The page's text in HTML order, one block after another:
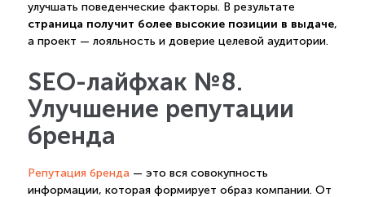
улучшать поведенческие факторы. В результате
страница получит более высокие позиции в выдаче,
а проект — лояльность и доверие целевой аудитории.
SEO-лайфхак №8.
Улучшение репутации
бренда
Репутация бренда — это вся совокупность
информации, которая формирует образ компании. От